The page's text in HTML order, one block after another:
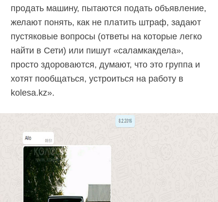
продать машину, пытаются подать объявление,
желают понять, как не платить штраф, задают
пустяковые вопросы (ответы на которые легко
найти в Сети) или пишут «саламкакдела»,
просто здороваются, думают, что это группа и
хотят пообщаться, устроиться на работу в
kolesa.kz».